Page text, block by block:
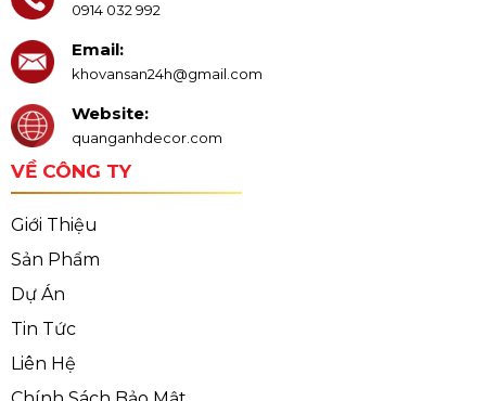
0914 032 992
Email:
khovansan24h@gmail.com
Website:
quanganhdecor.com
VỀ CÔNG TY
Giới Thiệu
Sản Phẩm
Dự Án
Tin Tức
Liên Hệ